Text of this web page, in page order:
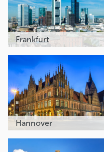
Frankfurt
Hannover